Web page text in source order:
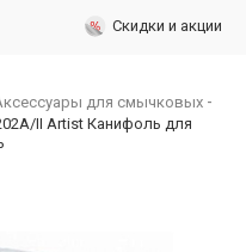
Скидки и акции
для смычковых
II Artist Канифоль для